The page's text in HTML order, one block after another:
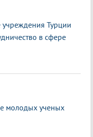
Турции
в сфере
молодых ученых